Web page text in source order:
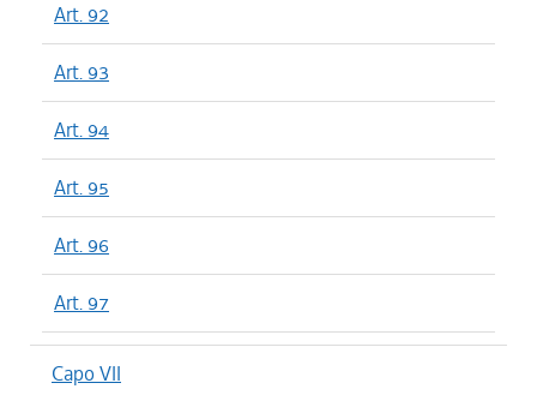
Art. 92
Art. 93
Art. 94
Art. 95
Art. 96
Art. 97
Capo VII